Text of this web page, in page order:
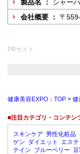
製品名 ： シャー
会社概要 ： 〒
PRサイト
健康美容EXPO：TOP > 健
■注目カテゴリ・コンテン
スキンケア 男性化粧品
ゲン ダイエット エス
テイン ブルーベリー